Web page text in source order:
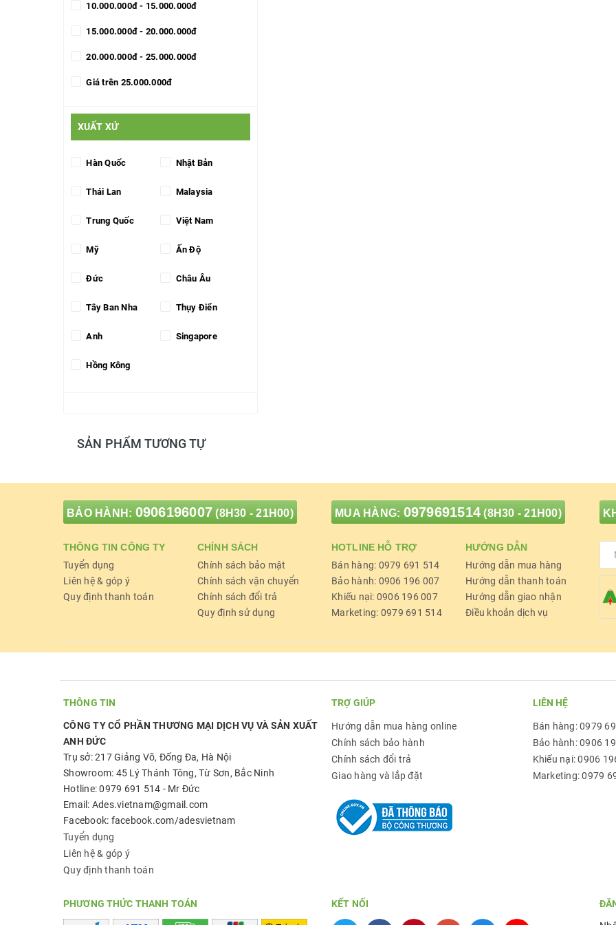
10.000.000đ - 15.000.000đ
15.000.000đ - 20.000.000đ
20.000.000đ - 25.000.000đ
Giá trên 25.000.000đ
XUẤT XỨ
Hàn Quốc Nhật Bản
Thái Lan Malaysia
Trung Quốc Việt Nam
Mỹ Ấn Độ
Đức Châu Âu
Tây Ban Nha Thụy Điển
Anh Singapore
Hồng Kông
SẢN PHẨM TƯƠNG TỰ
BẢO HÀNH: 0906196007 (8H30 - 21H00) MUA HÀNG: 0979691514 (8H30 - 21H00)
THÔNG TIN CÔNG TY
Tuyển dụng
Liên hệ & góp ý
Quy định thanh toán
CHÍNH SÁCH
Chính sách bảo mật
Chính sách vận chuyển
Chính sách đổi trả
Quy định sử dụng
HOTLINE HỖ TRỢ
Bán hàng: 0979 691 514
Bảo hành: 0906 196 007
Khiếu nại: 0906 196 007
Marketing: 0979 691 514
HƯỚNG DẪN
Hướng dẫn mua hàng
Hướng dẫn thanh toán
Hướng dẫn giao nhận
Điều khoản dịch vụ
THÔNG TIN
CÔNG TY CỔ PHẦN THƯƠNG MẠI DỊCH VỤ VÀ SẢN XUẤT
ANH ĐỨC
Trụ sở: 217 Giảng Võ, Đống Đa, Hà Nội
Showroom: 45 Lý Thánh Tông, Từ Sơn, Bắc Ninh
Hotline: 0979 691 514 - Mr Đức
Email: Ades.vietnam@gmail.com
Facebook: facebook.com/adesvietnam
Tuyển dụng
Liên hệ & góp ý
Quy định thanh toán
TRỢ GIÚP
Hướng dẫn mua hàng online
Chính sách bảo hành
Chính sách đổi trả
Giao hàng và lắp đặt
LIÊN HỆ
Bán hàng: 0979
Bảo hành: 0906
Khiếu nại: 0906
Marketing: 0979
PHƯƠNG THỨC THANH TOÁN KẾT NỐI